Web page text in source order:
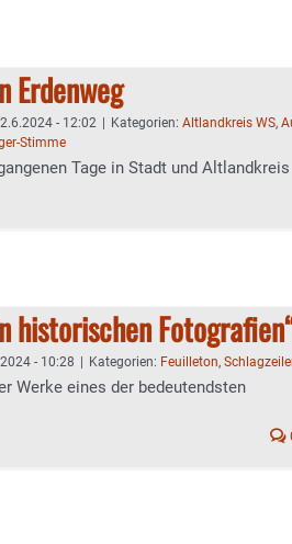
Erdenweg
- 12:02 Kategorien: Altlandkreis WS,
Stimme
Tage in Stadt und Altlandkreis
historischen
- 10:28 Kategorien: Feuilleton,
Werke eines der bedeutendsten